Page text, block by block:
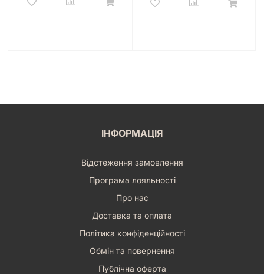
ІНФОРМАЦІЯ
Відстеження замовлення
Програма лояльності
Про нас
Доставка та оплата
Політика конфіденційності
Обмін та повернення
Публічна оферта